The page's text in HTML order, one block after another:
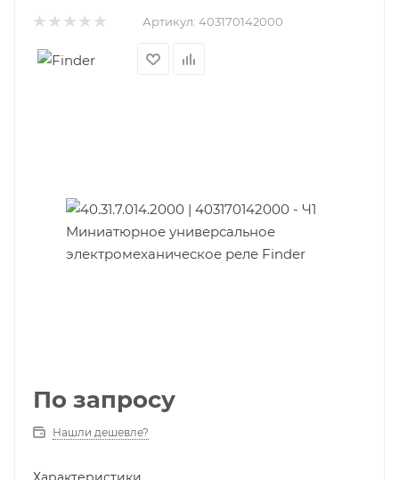
Артикул: 403170142000
По запросу
Нашли дешевле?